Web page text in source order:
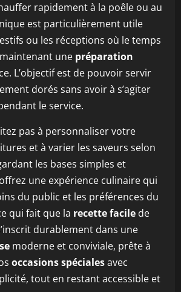
rapidement à la poêle ou au
est particulièrement utile
ou les réceptions où le temps
une préparation
L’objectif est de pouvoir servir
dorés sans avoir à s’agiter
le service.
pas à personnaliser votre
et à varier les saveurs selon
les bases simples et
une expérience culinaire qui
du public et les préférences du
qui fait que la recette facile de
durablement dans une
moderne et conviviale, prête à
occasions spécialesavec
tout en restant accessible et